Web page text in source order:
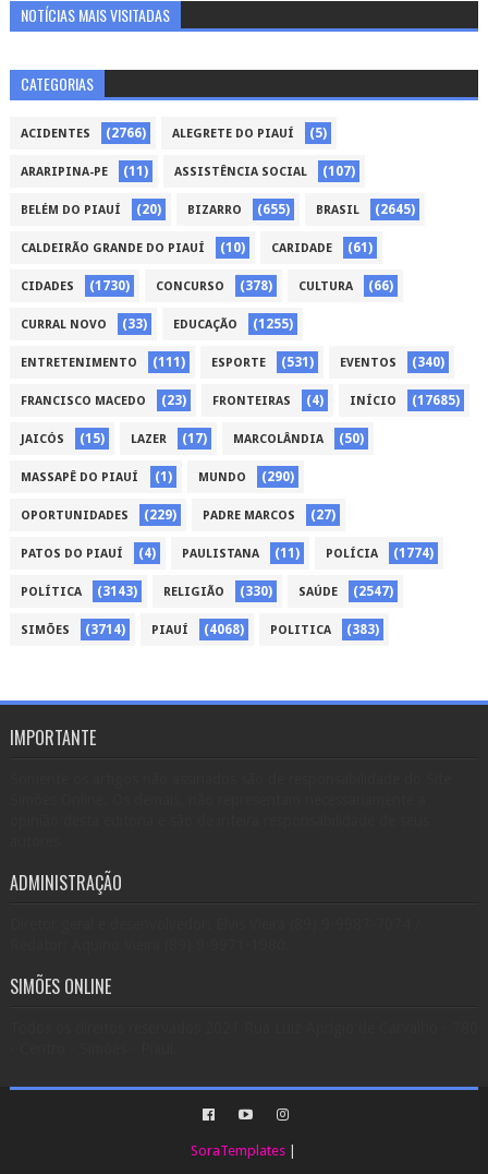
NOTÍCIAS MAIS VISITADAS
CATEGORIAS
ACIDENTES (2766) ALEGRETE DO PIAUÍ (5)
ARARIPINA-PE (11) ASSISTÊNCIA SOCIAL (107)
BELÉM DO PIAUÍ (20) BIZARRO (655) BRASIL (2645)
CALDEIRÃO GRANDE DO PIAUÍ (10) CARIDADE (61)
CIDADES (1730) CONCURSO (378) CULTURA (66)
CURRAL NOVO (33) EDUCAÇÃO (1255)
ENTRETENIMENTO (111) ESPORTE (531) EVENTOS (340)
FRANCISCO MACEDO (23) FRONTEIRAS (4) INÍCIO (17685)
JAICÓS (15) LAZER (17) MARCOLÂNDIA (50)
MASSAPÊ DO PIAUÍ (1) MUNDO (290)
OPORTUNIDADES (229) PADRE MARCOS (27)
PATOS DO PIAUÍ (4) PAULISTANA (11) POLÍCIA (1774)
POLÍTICA (3143) RELIGIÃO (330) SAÚDE (2547)
SIMÕES (3714) PIAUÍ (4068) POLITICA (383)
IMPORTANTE
ADMINISTRAÇÃO
SIMÕES ONLINE
SoraTemplates